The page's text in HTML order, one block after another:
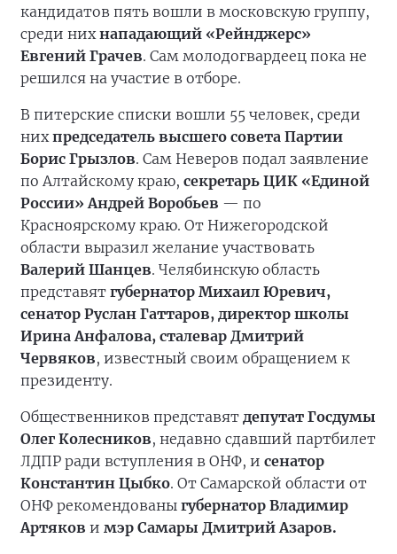
кандидатов пять вошли в московскую группу,
среди нихнападающий «Рейнджерс»
Евгений Грачев. Сам молодогвардеец пока не
решился на участие в отборе.
В питерские списки вошли 55 человек, среди
нихпредседатель высшего совета Партии
Борис Грызлов. Сам Неверов подал заявление
по Алтайскому краю, секретарь ЦИК «Единой
России» Андрей Воробьев — по
Красноярскому краю. От Нижегородской
области выразил желание участвовать
Валерий Шанцев. Челябинскую область
представят губернатор Михаил Юревич,
сенатор Руслан Гаттаров, директор школы
Ирина Анфалова, сталевар Дмитрий
Червяков, известный своим обращением к
президенту.
Общественников представят депутат Госдумы
Олег Колесников, недавно сдавший партбилет
ЛДПР ради вступления в ОНФ, и сенатор
Константин Цыбко. От Самарской области от
ОНФ рекомендованы губернатор Владимир
Артяков и мэр Самары Дмитрий Азаров.